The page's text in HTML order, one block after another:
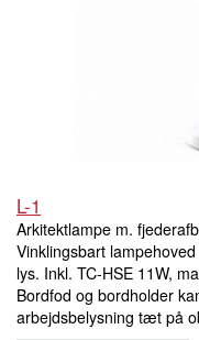
L-1
Arkitektlampe m.
Vinklingsbart
lys. Inkl. TC-HSE 11W,
Bordfod og bordholder
arbejdsbelysning tæt på